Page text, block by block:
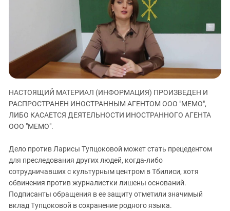
ЗАСТАВЛЯЕТ
КАВКАЗ ЗА ПАЛЕСТИНУ
ИНАКОМЫСЛИЕ В ЧЕЧНЕ
ПРЕСЛЕДОВАНИЕ АКТИВИСТОВ
МОБИЛИЗАЦИЯ И ПРОТЕСТЫ
Кабардино-Балкария
Калмыкия
Карачаево-Черкесия
Краснодарский край
Нагорный Карабах
Российская Федерация
Северная Осетия - Алания
Ставропольский край
Чечня
НАСТОЯЩИЙ МАТЕРИАЛ (ИНФОРМАЦИЯ) ПРОИЗВЕДЕН И
РАСПРОСТРАНЕН ИНОСТРАННЫМ АГЕНТОМ ООО "МЕМО",
ЛИБО КАСАЕТСЯ ДЕЯТЕЛЬНОСТИ ИНОСТРАННОГО АГЕНТА
ООО "МЕМО".
Дело против Ларисы Тупцоковой может стать прецедентом
для преследования других людей, когда-либо
сотрудничавших с культурным центром в Тбилиси, хотя
обвинения против журналистки лишены оснований.
Подписанты обращения в ее защиту отметили значимый
вклад Тупцоковой в сохранение родного языка.